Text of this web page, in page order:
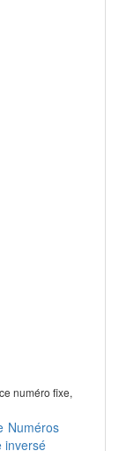
numéro fixe,
Numéros
inversé